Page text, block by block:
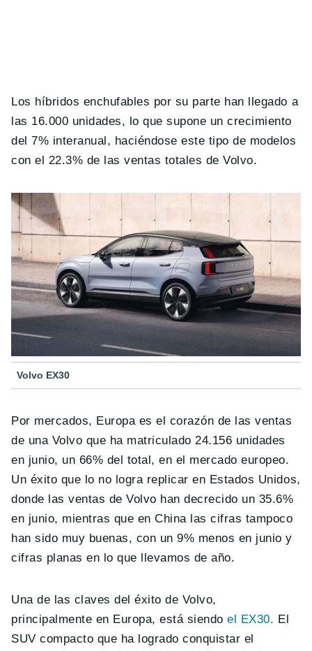
Los híbridos enchufables por su parte han llegado a
las 16.000 unidades, lo que supone un crecimiento
del 7% interanual, haciéndose este tipo de modelos
con el 22.3% de las ventas totales de Volvo.
Volvo EX30
Por mercados, Europa es el corazón de las ventas
de una Volvo que ha matriculado 24.156 unidades
en junio, un 66% del total, en el mercado europeo.
Un éxito que lo no logra replicar en Estados Unidos,
donde las ventas de Volvo han decrecido un 35.6%
en junio, mientras que en China las cifras tampoco
han sido muy buenas, con un 9% menos en junio y
cifras planas en lo que llevamos de año.
Una de las claves del éxito de Volvo,
principalmente en Europa, está siendoel EX30. El
SUV compacto que ha logrado conquistar el